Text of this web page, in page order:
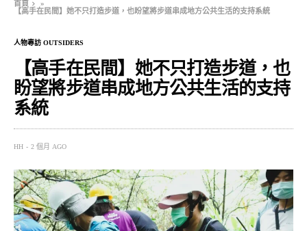
首頁
»
【高手在民間】她不只打造步道，也盼望將步道串成地方公共生活的支持系統
人物專訪 OUTSIDERS
【高手在民間】她不只打造步道，也
盼望將步道串成地方公共生活的支持
系統
HH 2 個月 AGO